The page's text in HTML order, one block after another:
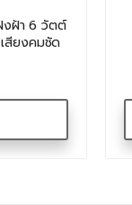
งฝ้า 6 วัตต์
สียงคมชัด